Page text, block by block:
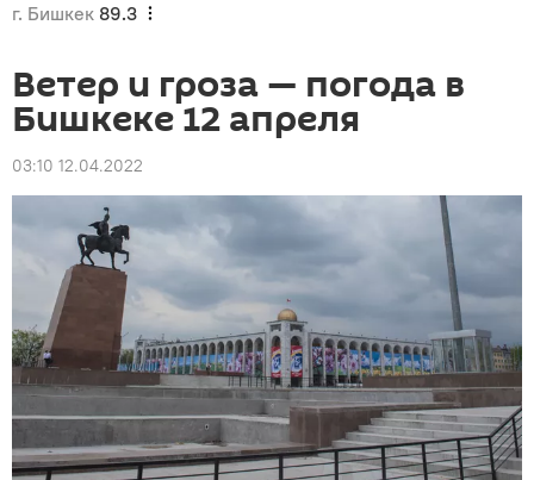
г. Бишкек 89.3
Ветер и гроза — погода в
Бишкеке 12 апреля
03:10 12.04.2022